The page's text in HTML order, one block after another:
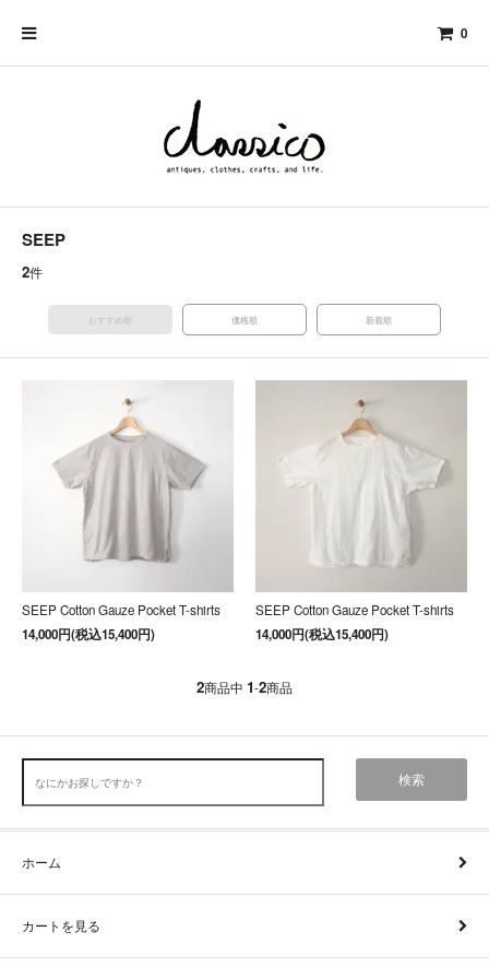
0
SEEP
2件
おすすめ順 価格順 新着順
SEEP Cotton Gauze Pocket T-shirts
14,000円(税込15,400円)
SEEP Cotton Gauze Pocket T-shirts
14,000円(税込15,400円)
2商品中 1-2商品
検索
ホーム
カートを見る